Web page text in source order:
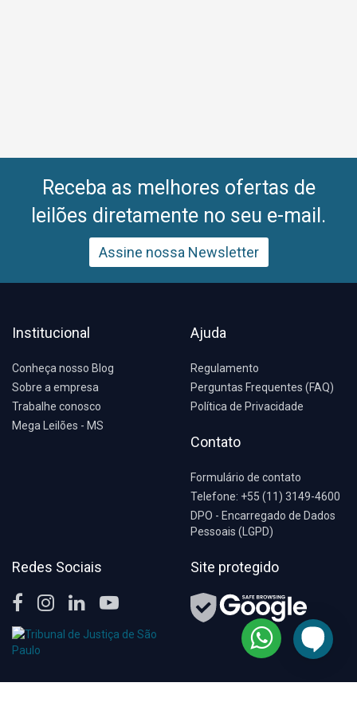
Receba as melhores ofertas de
leilões diretamente no seu e-mail.
Assine nossa Newsletter
Institucional
Conheça nosso Blog
Sobre a empresa
Trabalhe conosco
Mega Leilões - MS
Ajuda
Regulamento
Perguntas Frequentes (FAQ)
Política de Privacidade
Contato
Formulário de contato
Telefone: +55 (11) 3149-4600
DPO - Encarregado de Dados
Pessoais (LGPD)
Redes Sociais Site protegido